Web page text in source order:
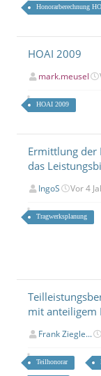
Honorarberechnung
HOAI 2009
mark.meusel
HOAI 2009
Ermittlung der
das
IngoS Vor 4
Tragwerksplanung
mit anteiligem
Frank Ziegle...
Teilhonorar